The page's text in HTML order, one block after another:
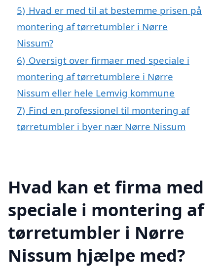
5) Hvad er med til at bestemme prisen på
montering af tørretumbler i Nørre
Nissum?
6) Oversigt over firmaer med speciale i
montering af tørretumblere i Nørre
Nissum eller hele Lemvig kommune
7) Find en professionel til montering af
tørretumbler i byer nær Nørre Nissum
Hvad kan et firma med
speciale i montering af
tørretumbler i Nørre
Nissum hjælpe med?